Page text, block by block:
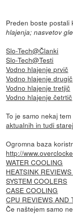
Preden boste postali
hlajenja; nasvetov
Slo-Tech@Članki
Slo-Tech@Testi
Vodno hlajenje prvič
Vodno hlajenje drugič
Vodno hlajenje tretjič
Vodno hlajenje četrtič
To je samo nekaj
aktualnih in tudi
Ogromna baza
http://
WATER COOLING
HEATSINK
SYSTEM COOLERS
CASE COOLING
CPU REVIEWS AND
Če naštejem samo